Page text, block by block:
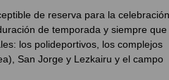
de reserva para la celebración
de temporada y siempre que
los polideportivos, los complejos
San Jorge y Lezkairu y el campo